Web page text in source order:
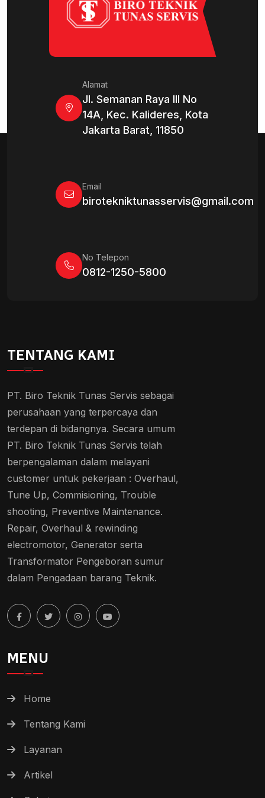
Alamat
Jl. Semanan Raya III No
14A, Kec. Kalideres, Kota
Jakarta Barat, 11850
Email
birotekniktunasservis@gmail.com
No Telepon
0812-1250-5800
TENTANG KAMI
PT. Biro Teknik Tunas Servis sebagai
perusahaan yang terpercaya dan
terdepan di bidangnya. Secara umum
PT. Biro Teknik Tunas Servis telah
berpengalaman dalam melayani
customer untuk pekerjaan : Overhaul,
Tune Up, Commisioning, Trouble
shooting, Preventive Maintenance.
Repair, Overhaul & rewinding
electromotor, Generator serta
Transformator Pengeboran sumur
dalam Pengadaan barang Teknik.
MENU
Home
Tentang Kami
Layanan
Artikel